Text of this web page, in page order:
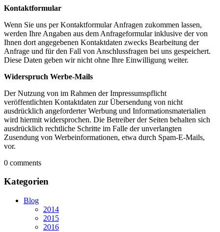
Kontaktformular
Wenn Sie uns per Kontaktformular Anfragen zukommen lassen,
werden Ihre Angaben aus dem Anfrageformular inklusive der von
Ihnen dort angegebenen Kontaktdaten zwecks Bearbeitung der
Anfrage und für den Fall von Anschlussfragen bei uns gespeichert.
Diese Daten geben wir nicht ohne Ihre Einwilligung weiter.
Widerspruch Werbe-Mails
Der Nutzung von im Rahmen der Impressumspflicht
veröffentlichten Kontaktdaten zur Übersendung von nicht
ausdrücklich angeforderter Werbung und Informationsmaterialien
wird hiermit widersprochen. Die Betreiber der Seiten behalten sich
ausdrücklich rechtliche Schritte im Falle der unverlangten
Zusendung von Werbeinformationen, etwa durch Spam-E-Mails,
vor.
0 comments
Kategorien
Blog
2014
2015
2016